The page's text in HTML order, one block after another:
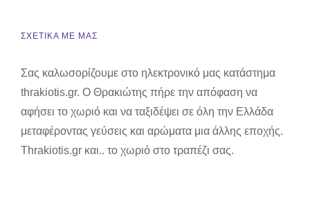
ΣΧΕΤΙΚΑ ΜΕ ΜΑΣ
Σας καλωσορίζουμε στο ηλεκτρονικό μας κατάστημα
thrakiotis.gr. Ο Θρακιώτης πήρε την απόφαση να
αφήσει το χωριό και να ταξιδέψει σε όλη την Ελλάδα
μεταφέροντας γεύσεις και αρώματα μια άλλης εποχής.
Thrakiotis.gr και.. το χωριό στο τραπέζι σας.